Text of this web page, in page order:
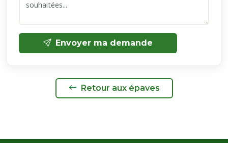
Envoyer ma demande
Retour aux épaves